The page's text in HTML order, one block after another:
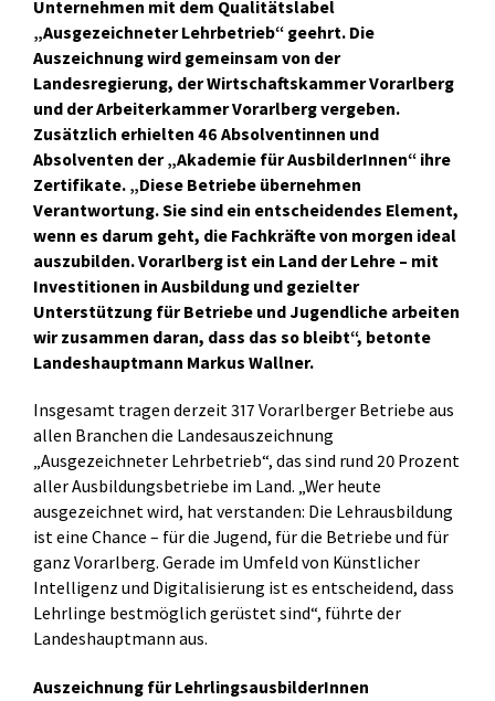
Unternehmen mit dem Qualitätslabel
„Ausgezeichneter Lehrbetrieb“ geehrt. Die
Auszeichnung wird gemeinsam von der
Landesregierung, der Wirtschaftskammer Vorarlberg
und der Arbeiterkammer Vorarlberg vergeben.
Zusätzlich erhielten 46 Absolventinnen und
Absolventen der „Akademie für AusbilderInnen“ ihre
Zertifikate. „Diese Betriebe übernehmen
Verantwortung. Sie sind ein entscheidendes Element,
wenn es darum geht, die Fachkräfte von morgen ideal
auszubilden. Vorarlberg ist ein Land der Lehre – mit
Investitionen in Ausbildung und gezielter
Unterstützung für Betriebe und Jugendliche arbeiten
wir zusammen daran, dass das so bleibt“, betonte
Landeshauptmann Markus Wallner.
Insgesamt tragen derzeit 317 Vorarlberger Betriebe aus
allen Branchen die Landesauszeichnung
„Ausgezeichneter Lehrbetrieb“, das sind rund 20 Prozent
aller Ausbildungsbetriebe im Land. „Wer heute
ausgezeichnet wird, hat verstanden: Die Lehrausbildung
ist eine Chance – für die Jugend, für die Betriebe und für
ganz Vorarlberg. Gerade im Umfeld von Künstlicher
Intelligenz und Digitalisierung ist es entscheidend, dass
Lehrlinge bestmöglich gerüstet sind“, führte der
Landeshauptmann aus.
Auszeichnung für LehrlingsausbilderInnen